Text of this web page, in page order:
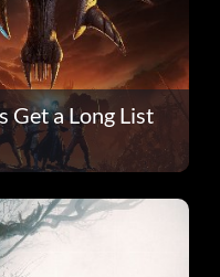
Get a Long List